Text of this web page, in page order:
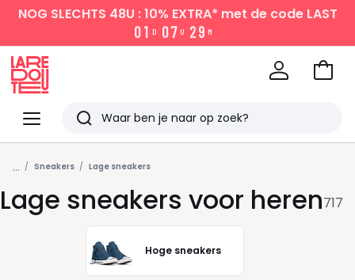
NOG SLECHTS 48U : 10% EXTRA* met de code LAST
01 D 07 U 29 M
Menu
Redoute
Zoeken
Laatst
bekeken
Naar
... Sneakers Lage sneakers
Lage sneakers voor heren717
Hoge sneakers